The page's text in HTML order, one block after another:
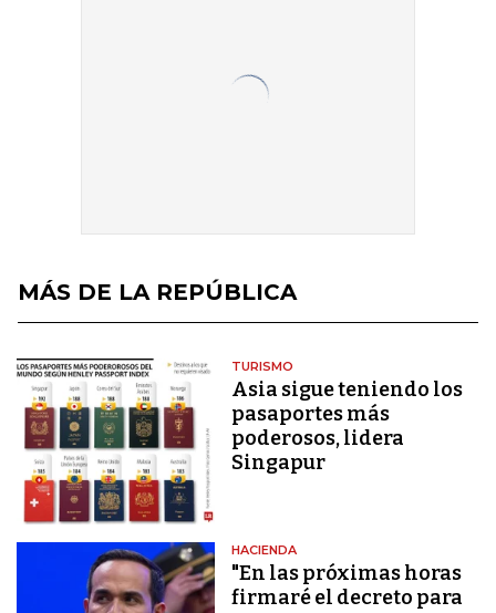
MÁS DE LA REPÚBLICA
TURISMO
Asia sigue teniendo los
pasaportes más
poderosos, lidera
Singapur
HACIENDA
"En las próximas horas
firmaré el decreto para